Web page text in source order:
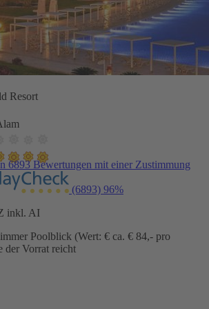
Resort
6893 Bewertungen mit einer Zustimmung
(6893) 96%
inkl. AI
Poolblick (Wert: € ca. € 84,- pro
der Vorrat reicht